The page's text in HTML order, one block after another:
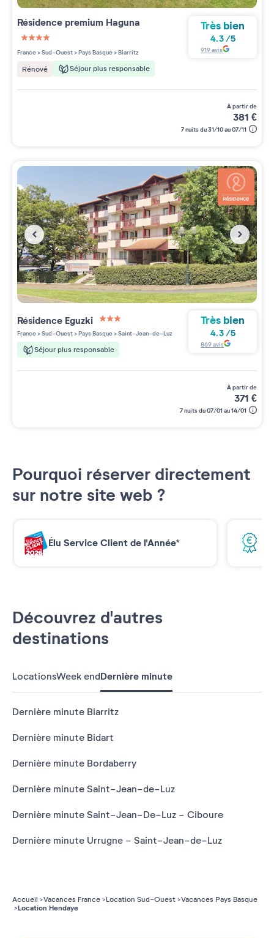
Résidence premium Haguna
4 étoiles sur 5
France>Sud-Ouest>Pays Basque>Biarritz
Rénové Séjour plus responsable
Très bien
4.3/5
919avis
à partir de
381 €
7 nuits du 31/10 au 07/11
Résidence Eguzki
3 étoiles sur 5
France>Sud-Ouest>Pays Basque>Saint-Jean-de-Luz
Séjour plus responsable
Très bien
4.3/5
869avis
à partir de
371 €
7 nuits du 07/01 au 14/01
Pourquoi réserver directement
sur notre site web ?
Élu Service Client de l'Année*
Découvrez d'autres
destinations
LocationsWeek endDernière minute
Dernière minute Biarritz
Dernière minute Bidart
Dernière minute Bordaberry
Dernière minute Saint-Jean-de-Luz
Dernière minute Saint-Jean-De-Luz - Ciboure
Dernière minute Urrugne - Saint-Jean-de-Luz
Accueil Vacances France Location Sud-Ouest Vacances Pays Basque
Location Hendaye